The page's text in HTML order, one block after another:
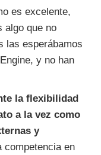
es excelente,
algo que no
las esperábamos
y no han
la flexibilidad
a la vez como
y
competencia en